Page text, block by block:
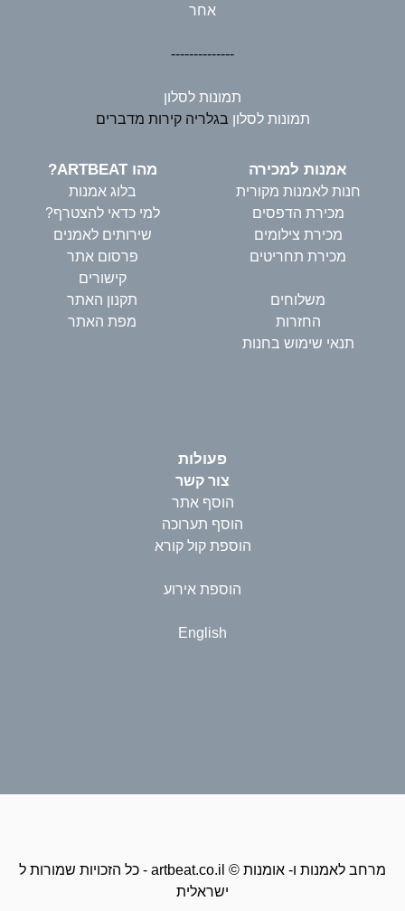
אחר
--------------
תמונות לסלון
תמונות לסלון בגלריה קירות מדברים
אמנות למכירה
חנות לאמנות מקורית
מכירת הדפסים
מכירת צילומים
מכירת תחריטים
משלוחים
החזרות
תנאי שימוש בחנות
מהו ARTBEAT?
בלוג אמנות
למי כדאי להצטרף?
שירותים לאמנים
פרסום אתר
קישורים
תקנון האתר
מפת האתר
פעולות
צור קשר
הוסף אתר
הוסף תערוכה
הוספת קול קורא
הוספת אירוע
English
כל הזכויות שמורות ל - artbeat.co.il © מרחב לאמנות ו- אומנות
ישראלית